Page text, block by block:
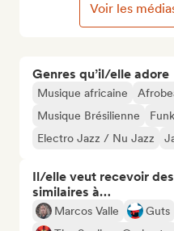
Genres qu’il/elle adore
Musique africaine
Musique Brésilienne
Electro Jazz / Nu Jazz
Il/elle veut recevoir
similaires à…
Marcos Valle Guts
Voir les